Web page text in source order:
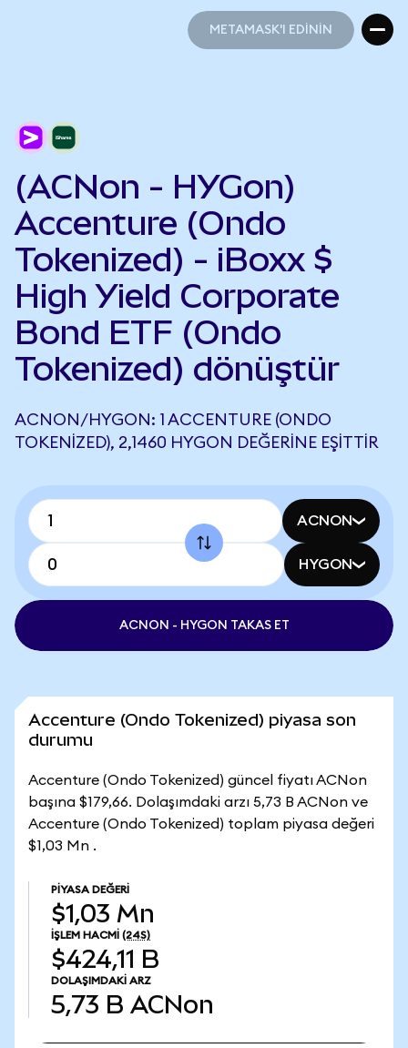
METAMASK'I EDİNİN
(ACNon - HYGon)
Accenture (Ondo
Tokenized) - iBoxx $
High Yield Corporate
Bond ETF (Ondo
Tokenized) dönüştür
ACNON/HYGON: 1 ACCENTURE (ONDO
TOKENIZED), 2,1460 HYGON DEĞERINE EŞITTIR
ACNON
HYGON
ACNON - HYGON TAKAS ET
Accenture (Ondo Tokenized) piyasa son
durumu
Accenture (Ondo Tokenized) güncel fiyatı ACNon
başına $179,66. Dolaşımdaki arzı 5,73 B ACNon ve
Accenture (Ondo Tokenized) toplam piyasa değeri
$1,03 Mn .
PIYASA DEĞERI
$1,03 Mn
İŞLEM HACMI (24S)
$424,11 B
DOLAŞIMDAKI ARZ
5,73 B ACNon